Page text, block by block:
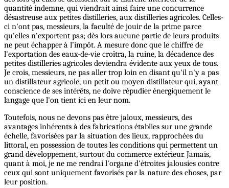
quantité indemne, qui viendrait ainsi faire une concurrence
désastreuse aux petites distilleries, aux distilleries agricoles. Celles-
ci n'ont pas, messieurs, la faculté de jouir de la prime parce
qu'elles n'exportent pas; dès lors aucune partie de leurs produits
ne peut échapper à l’impôt. A mesure donc que le chiffre de
l'exportation des eaux-de-vie croîtra, la ruine, la décadence des
petites distilleries agricoles deviendra évidente aux yeux de tous.
Je crois, messieurs, ne pas aller trop loin en disant qu'il n'y a pas
un distillateur agricole, un petit ou moyen distillateur qui, ayant
conscience de ses intérêts, ne doive répudier énergiquement le
langage que l'on tient ici en leur nom.
Toutefois, nous ne devons pas être jaloux, messieurs, des
avantages inhérents à des fabrications établies sur une grande
échelle, favorisées par la situation des lieux, rapprochées du
littoral, en possession de toutes les conditions qui permettent un
grand développement, surtout du commerce extérieur. Jamais,
quant à moi, je ne me rendrai l'organe d'étroites jalousies contre
ceux qui sont uniquement favorisés par la nature des choses, par
leur position.